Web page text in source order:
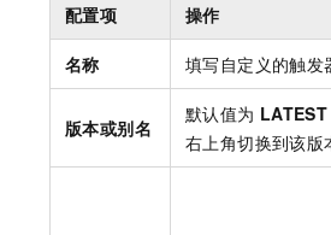
配置项 操作
名称 填写自定义的触
版本或别名
默认值为 LATEST
右上角切换到该